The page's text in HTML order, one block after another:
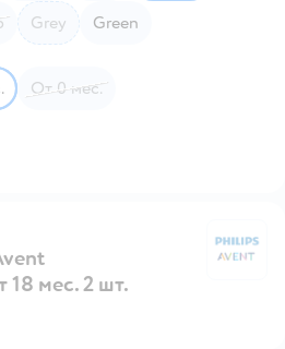
Grey
Green
от 0 мес.
18 мес. 2 шт.